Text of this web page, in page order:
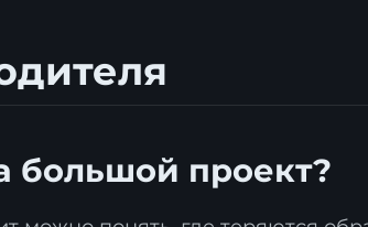
большой проект?